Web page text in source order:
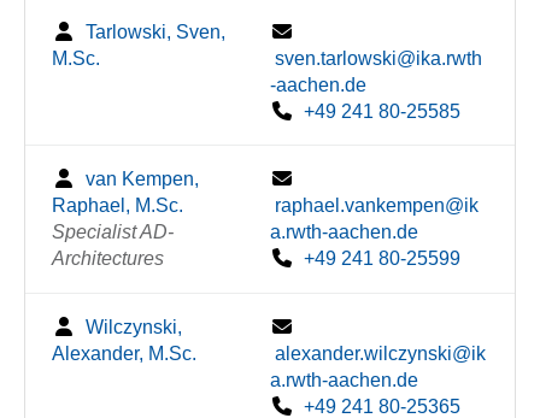
Tarlowski, Sven,
M.Sc.
sven.tarlowski@ika.rwth
-aachen.de
+49 241 80-25585
van Kempen,
Raphael, M.Sc.
Specialist AD-
Architectures
raphael.vankempen@ik
a.rwth-aachen.de
+49 241 80-25599
Wilczynski,
Alexander, M.Sc.
alexander.wilczynski@ik
a.rwth-aachen.de
+49 241 80-25365